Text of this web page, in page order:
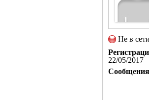
Не в сети
22/05/2017